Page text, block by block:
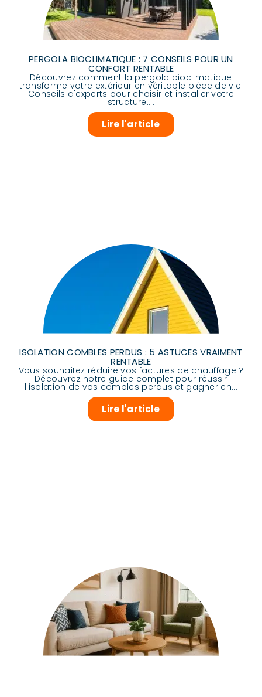
PERGOLA BIOCLIMATIQUE : 7 CONSEILS POUR UN
CONFORT RENTABLE
Découvrez comment la pergola bioclimatique
transforme votre extérieur en véritable pièce de vie.
Conseils d'experts pour choisir et installer votre
structure....
Lire l'article
ISOLATION COMBLES PERDUS : 5 ASTUCES VRAIMENT
RENTABLE
Vous souhaitez réduire vos factures de chauffage ?
Découvrez notre guide complet pour réussir
l'isolation de vos combles perdus et gagner en...
Lire l'article